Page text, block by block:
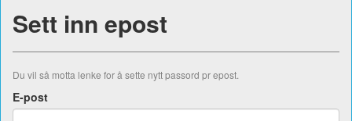
Sett inn epost
Du vil så motta lenke for å sette nytt passord pr epost.
E-post